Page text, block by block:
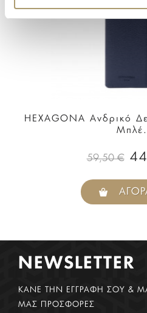
HEXAGONA Ανδρικό
59,50 €
NEWSLETTER
ΚΑΝΕ ΤΗΝ ΕΓΓΡΑΦΗ ΣΟΥ &
ΜΑΣ ΠΡΟΣΦΟΡΕΣ